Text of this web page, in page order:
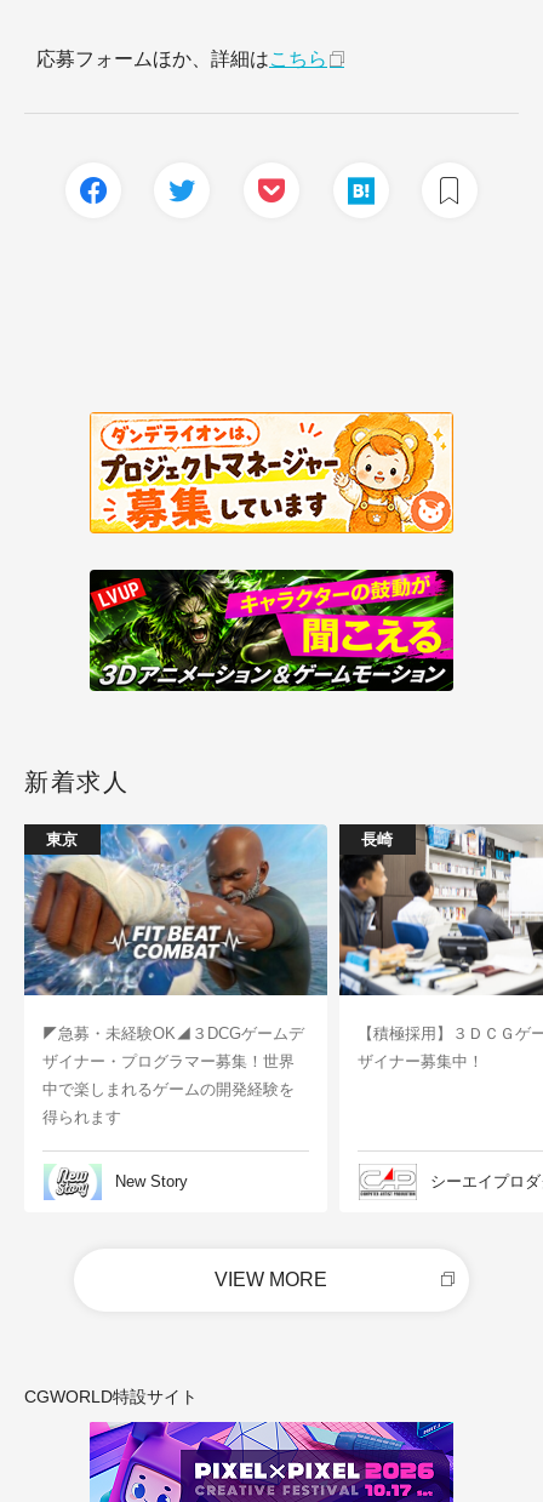
応募フォームほか、詳細はこちら
新着求人
東京
◤急募・未経験OK◢３DCGゲームデ
ザイナー・プログラマー募集！世界
中で楽しまれるゲームの開発経験を
得られます
New Story
長崎
【積極採用】３ＤＣＧゲ
ザイナー募集中！
シーエイプロ
VIEW MORE
CGWORLD特設サイト